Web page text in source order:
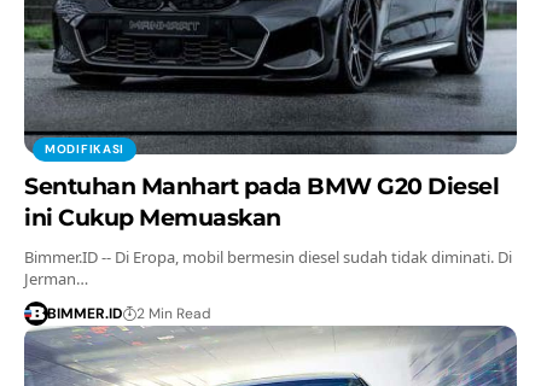
MODIFIKASI
Sentuhan Manhart pada BMW G20 Diesel
ini Cukup Memuaskan
Bimmer.ID -- Di Eropa, mobil bermesin diesel sudah tidak diminati. Di
Jerman…
BIMMER.ID 2 Min Read